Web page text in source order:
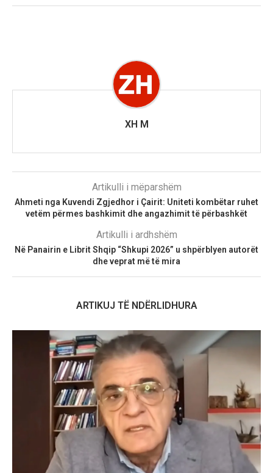
XH M
Artikulli i mëparshëm
Ahmeti nga Kuvendi Zgjedhor i Çairit: Uniteti kombëtar ruhet
vetëm përmes bashkimit dhe angazhimit të përbashkët
Artikulli i ardhshëm
Në Panairin e Librit Shqip “Shkupi 2026” u shpërblyen autorët
dhe veprat më të mira
ARTIKUJ TË NDËRLIDHURA